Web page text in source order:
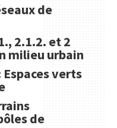
de
2.1.2. et 2
milieu urbain
Espaces verts
de